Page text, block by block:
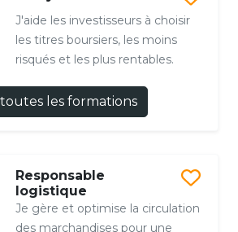
J'aide les investisseurs à choisir
les titres boursiers, les moins
risqués et les plus rentables.
les formations
Responsable
logistique
Je gère et optimise la circulation
des marchandises pour une